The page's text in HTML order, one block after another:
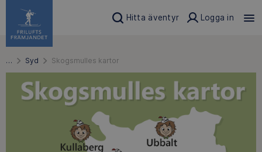
Hitta äventyr Logga in
… Syd Skogsmulles kartor